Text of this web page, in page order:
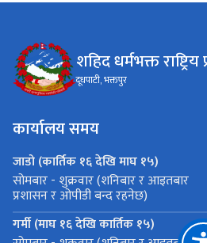
शहिद धर्मभक्त राष्ट्रिय
दूधपाटी, भक्तपुर
कार्यालय समय
जाडो (कार्तिक १६ देखि माघ १५)
सोमबार - शुक्रवार (शनिबार र आइतबार
प्रशासन र ओपीडी बन्द रहनेछ)
गर्मी (माघ १६ देखि कार्तिक १५)